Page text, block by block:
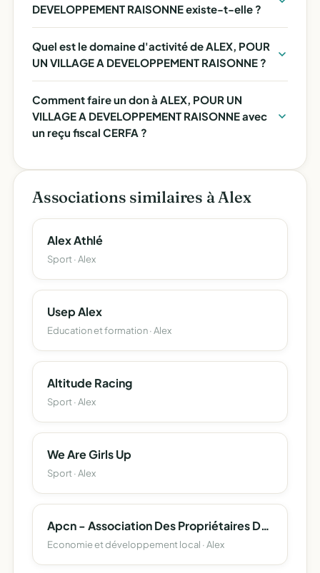
DEVELOPPEMENT RAISONNE existe-t-elle ?
Quel est le domaine d'activité de ALEX, POUR
UN VILLAGE A DEVELOPPEMENT RAISONNE ?
Comment faire un don à ALEX, POUR UN
VILLAGE A DEVELOPPEMENT RAISONNE avec
un reçu fiscal CERFA ?
Associations similaires à Alex
Alex Athlé
Sport · Alex
Usep Alex
Education et formation · Alex
Altitude Racing
Sport · Alex
We Are Girls Up
Sport · Alex
Apcn - Association Des Propriétaires De Chalets De La Nublière
Economie et développement local · Alex